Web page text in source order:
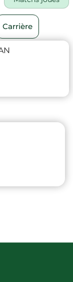
Carrière